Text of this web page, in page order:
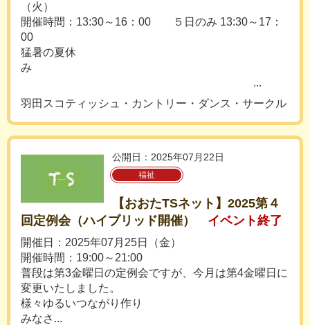
（火）
開催時間：13:30～16：00 ５日のみ 13:30～17：
00
猛暑の夏休
み
...
羽田スコティッシュ・カントリー・ダンス・サークル
公開日：2025年07月22日
福祉
【おおたTSネット】2025第４
回定例会（ハイブリッド開催）
イベント終了
開催日：2025年07月25日（金）
開催時間：19:00～21:00
普段は第3金曜日の定例会ですが、今月は第4金曜日に
変更いたしました。
様々ゆるいつながり作り
みなさ...